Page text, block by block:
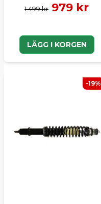
1 499 kr 979 kr
LÄGG I KORGEN
-19%